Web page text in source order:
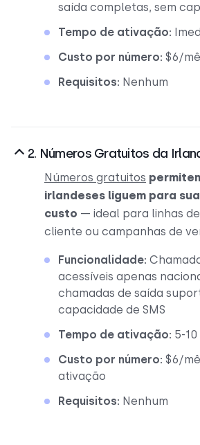
saída completas, sem
Tempo de ativação:
Custo por número: $6/
Requisitos: Nenhum
2. Números Gratuitos da
Números gratuitos
irlandeses liguem para
custo — ideal para linhas
cliente ou campanhas de
Funcionalidade:
acessíveis apenas
chamadas de saída
capacidade de SMS
Tempo de ativação: 5-
Custo por número: $6/
ativação
Requisitos: Nenhum